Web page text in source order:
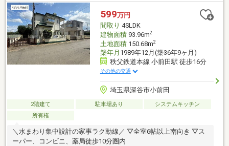
599万円
間取り 4SLDK
建物面積93.96m2
土地面積150.68m2
築年月 1989年12月(築36年9ヶ月)
秩父鉄道本線 小前田駅 徒歩16分
その他の交通
埼玉県深谷市小前田
2階建て 駐車場あり
システムキッチン
所有権
＼水まわり集中設計の家事ラク動線／ ▽全室6帖以上南向き ▽ス
ーパー、コンビニ、薬局徒歩10分圏内